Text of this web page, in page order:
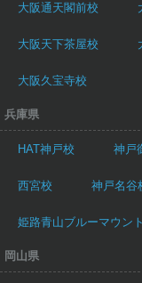
大阪通天閣前校
大阪天下茶屋校
大阪久宝寺校
兵庫県
HAT神戸校 神戸
西宮校 神戸名谷
姫路青山ブルーマウン
岡山県